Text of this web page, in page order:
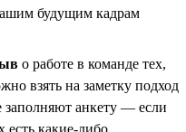
будущим кадрам
о работе в команде тех,
взять на заметку подход
заполняют анкету — если
есть какие-либо